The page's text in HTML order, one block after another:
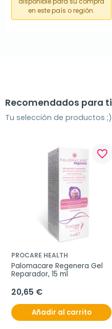
en este país o región.
Recomendados para ti
Tu selección de productos ;)
favorite_border
PROCARE HEALTH
Palomacare Regenera Gel
Reparador, 15 ml
20,65 €
Añadir al carrito